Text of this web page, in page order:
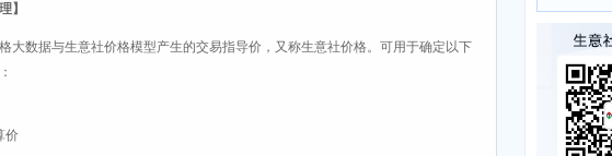
】
大数据与生意社价格模型产生的交易指导价，又称生意社价格。可用于确定以下
价